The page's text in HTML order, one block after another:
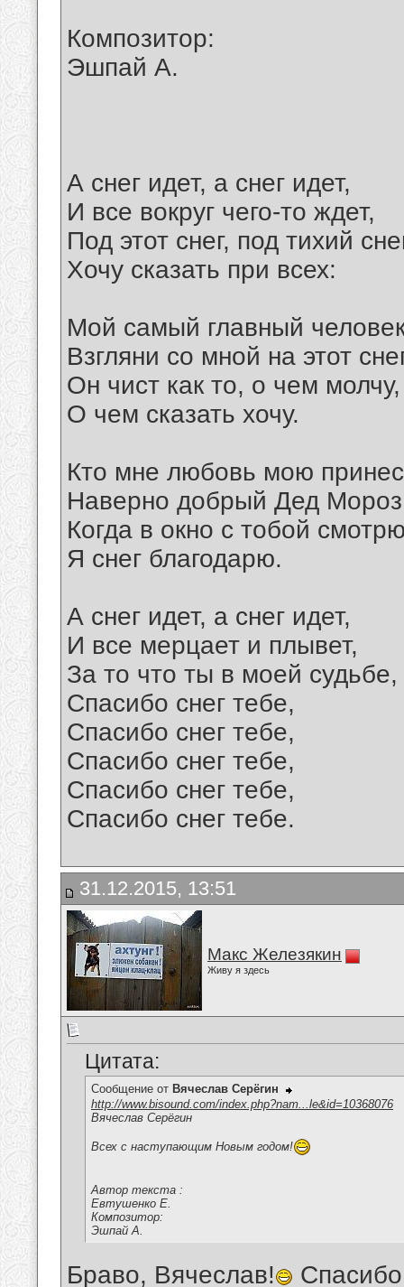
Композитор:
Эшпай А.
А снег идет, а снег идет,
И все вокруг чего-то ждет,
Под этот снег, под тихий
Хочу сказать при всех:
Мой самый главный
Взгляни со мной на этот
Он чист как то, о чем молчу,
О чем сказать хочу.
Кто мне любовь мою
Наверно добрый Дед
Когда в окно с тобой
Я снег благодарю.
А снег идет, а cнег идет,
И все мерцает и плывет,
За то что ты в моей судьбе,
Спасибо снег тебе,
Спасибо снег тебе,
Спасибо снег тебе,
Спасибо снег тебе,
Спасибо снег тебе.
31.12.2015, 13:51
Макс Железякин
Живу я здесь
Цитата:
Сообщение от Вячеслав Серёгин
http://www.bisound.com/index.php?nam...le&id=10368076
Вячеслав Серёгин
Всех с наступающим Новым годом!
Автор текста :
Евтушенко Е.
Композитор:
Эшпай А.
Браво, Вячеслав!